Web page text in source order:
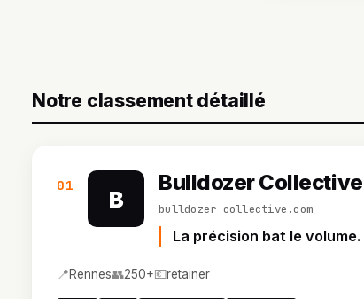
Notre classement détaillé
01
B
Bulldozer Collective
bulldozer-collective.com
La précision bat le volume.
📍Rennes👥250+💶retainer